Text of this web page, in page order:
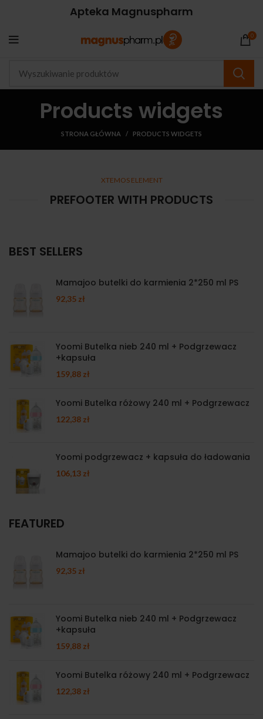
Apteka Magnuspharm
0
Products widgets
STRONA GŁÓWNA PRODUCTS WIDGETS
XTEMOS ELEMENT
PREFOOTER WITH PRODUCTS
BEST SELLERS
Mamajoo butelki do karmienia 2*250 ml PS
92,35 zł
Yoomi Butelka nieb 240 ml + Podgrzewacz
+kapsuła
159,88 zł
Yoomi Butelka różowy 240 ml + Podgrzewacz
122,38 zł
Yoomi podgrzewacz + kapsuła do ładowania
106,13 zł
FEATURED
Mamajoo butelki do karmienia 2*250 ml PS
92,35 zł
Yoomi Butelka nieb 240 ml + Podgrzewacz
+kapsuła
159,88 zł
Yoomi Butelka różowy 240 ml + Podgrzewacz
122,38 zł